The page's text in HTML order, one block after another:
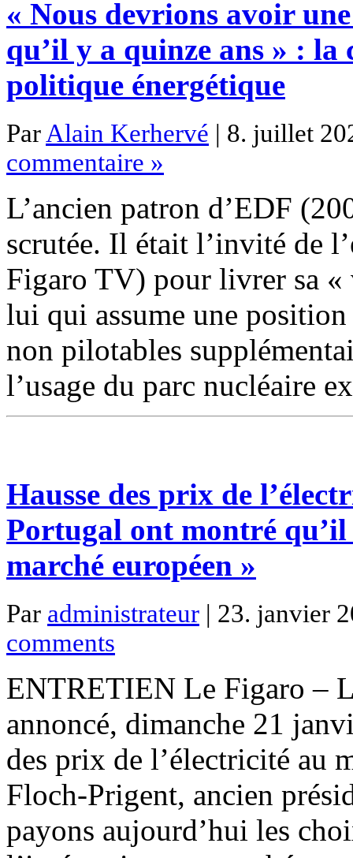
« Nous devrions avoir
qu’il y a quinze ans » :
politique énergétique
ParAlain Kerhervé | 8. juillet
commentaire »
L’ancien patron d’EDF
scrutée. Il était l’invité de
Figaro TV) pour livrer sa «
lui qui assume une
non pilotables
l’usage du parc nucléaire
Hausse des prix de
Portugal ont montré
marché européen »
Par administrateur | 23. janvier
comments
ENTRETIEN Le Figaro –
annoncé, dimanche 21
des prix de l’électricité au
Floch-Prigent, ancien
payons aujourd’hui les